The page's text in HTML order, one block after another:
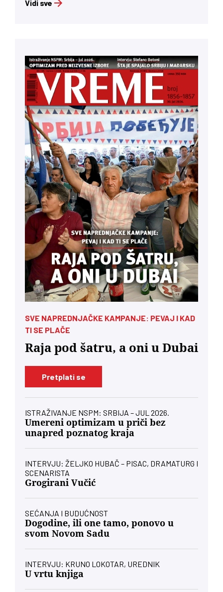
Vidi sve
SVE NAPREDNJAČKE KAMPANJE: PEVAJ I KAD
TI SE PLAČE
Raja pod šatru, a oni u Dubai
Pretplati se
ISTRAŽIVANJE NSPM: SRBIJA – JUL 2026.
Umereni optimizam u priči bez
unapred poznatog kraja
INTERVJU: ŽELJKO HUBAČ – PISAC, DRAMATURG I
SCENARISTA
Grogirani Vučić
SEĆANJA I BUDUĆNOST
Dogodine, ili one tamo, ponovo u
svom Novom Sadu
INTERVJU: KRUNO LOKOTAR, UREDNIK
U vrtu knjiga